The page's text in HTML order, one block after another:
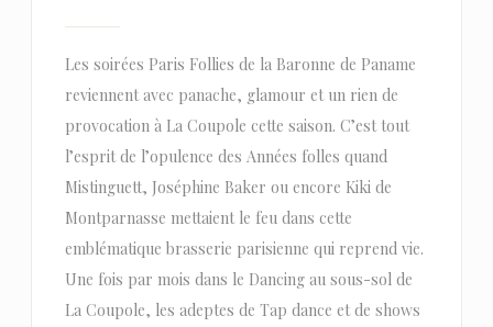
Les soirées Paris Follies de la Baronne de Paname
reviennent avec panache, glamour et un rien de
provocation à La Coupole cette saison. C’est tout
l’esprit de l’opulence des Années folles quand
Mistinguett, Joséphine Baker ou encore Kiki de
Montparnasse mettaient le feu dans cette
emblématique brasserie parisienne qui reprend vie.
Une fois par mois dans le Dancing au sous-sol de
La Coupole, les adeptes de Tap dance et de shows